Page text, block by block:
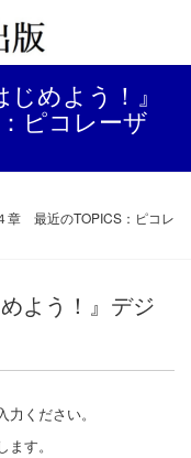
めよう！』
ピコレーザ
章 最近のTOPICS：ピコレ
よう！』デジ
ください。
す。